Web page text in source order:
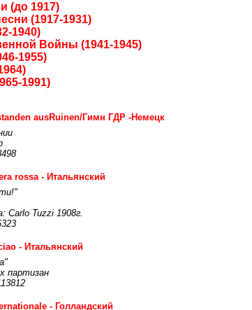
(до 1917)
(1917-1931)
1940)
Войны (1941-1945)
1955)
1991)
ausRuinen/Гимн ГДР -Немецк
rossa - Итальянский
Carlo Tuzzi 1908г.
- Итальянский
партизан
- Голландский